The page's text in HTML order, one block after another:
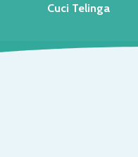
Cuci Telinga